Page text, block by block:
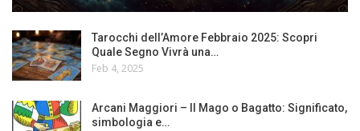
Tarocchi dell’Amore Febbraio 2025: Scopri
Quale Segno Vivrà una…
Feb 4, 2025
Arcani Maggiori – Il Mago o Bagatto: Significato,
simbologia e…